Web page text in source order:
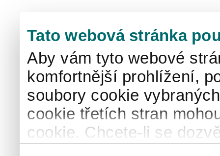
Tato webová stránka
Aby vám tyto webové
komfortnější prohlížení,
soubory cookie
cookie třetích stran
cookie. Chcete-li se